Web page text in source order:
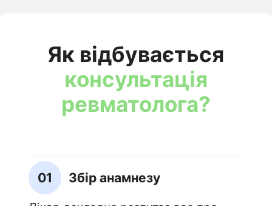
Як відбувається
консультація
ревматолога?
01 Збір анамнезу